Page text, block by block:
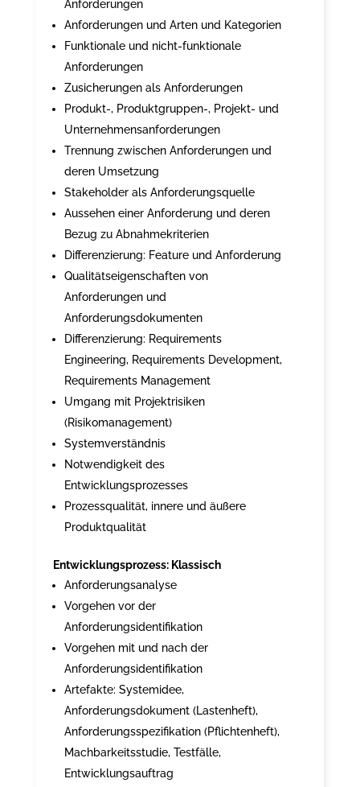
Anforderungen
Anforderungen und Arten und Kategorien
Funktionale und nicht-funktionale
Anforderungen
Zusicherungen als Anforderungen
Produkt-, Produktgruppen-, Projekt- und
Unternehmensanforderungen
Trennung zwischen Anforderungen und
deren Umsetzung
Stakeholder als Anforderungsquelle
Aussehen einer Anforderung und deren
Bezug zu Abnahmekriterien
Differenzierung: Feature und Anforderung
Qualitätseigenschaften von
Anforderungen und
Anforderungsdokumenten
Differenzierung: Requirements
Engineering, Requirements Development,
Requirements Management
Umgang mit Projektrisiken
(Risikomanagement)
Systemverständnis
Notwendigkeit des
Entwicklungsprozesses
Prozessqualität, innere und äußere
Produktqualität
Entwicklungsprozess: Klassisch
Anforderungsanalyse
Vorgehen vor der
Anforderungsidentifikation
Vorgehen mit und nach der
Anforderungsidentifikation
Artefakte: Systemidee,
Anforderungsdokument (Lastenheft),
Anforderungsspezifikation (Pflichtenheft),
Machbarkeitsstudie, Testfälle,
Entwicklungsauftrag